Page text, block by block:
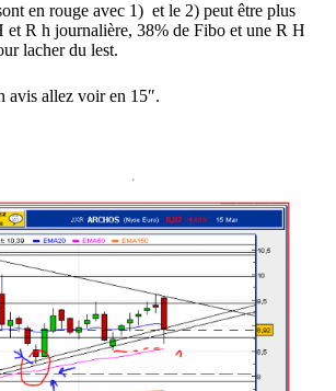
en rouge avec 1) et le 2) peut être plus
et R h journalière, 38% de Fibo et une R H
lacher du lest.
avis allez voir en 15″.